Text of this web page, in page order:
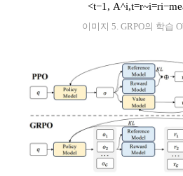
<t−1, A^i,t=r~i=ri−
이미지 5. GRPO의 학습